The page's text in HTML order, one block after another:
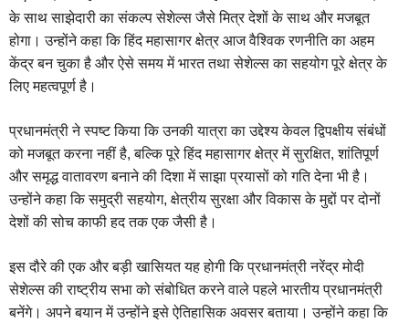
के साथ साझेदारी का संकल्प सेशेल्स जैसे मित्र देशों के साथ और मजबूत
होगा। उन्होंने कहा कि हिंद महासागर क्षेत्र आज वैश्विक रणनीति का अहम
केंद्र बन चुका है और ऐसे समय में भारत तथा सेशेल्स का सहयोग पूरे क्षेत्र के
लिए महत्वपूर्ण है।
प्रधानमंत्री ने स्पष्ट किया कि उनकी यात्रा का उद्देश्य केवल द्विपक्षीय संबंधों
को मजबूत करना नहीं है, बल्कि पूरे हिंद महासागर क्षेत्र में सुरक्षित, शांतिपूर्ण
और समृद्ध वातावरण बनाने की दिशा में साझा प्रयासों को गति देना भी है।
उन्होंने कहा कि समुद्री सहयोग, क्षेत्रीय सुरक्षा और विकास के मुद्दों पर दोनों
देशों की सोच काफी हद तक एक जैसी है।
इस दौरे की एक और बड़ी खासियत यह होगी कि प्रधानमंत्री नरेंद्र मोदी
सेशेल्स की राष्ट्रीय सभा को संबोधित करने वाले पहले भारतीय प्रधानमंत्री
बनेंगे। अपने बयान में उन्होंने इसे ऐतिहासिक अवसर बताया। उन्होंने कहा कि